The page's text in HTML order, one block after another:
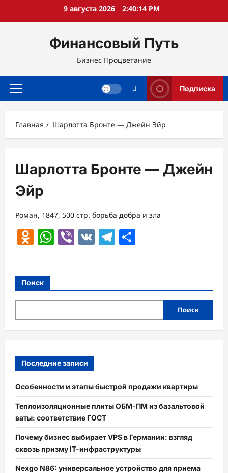
9 августа 2026 2:40:14 PM
Финансовый Путь
Бизнес Процветание
Основное
Подписка
Главная Шарлотта Бронте — Джейн Эйр
Шарлотта Бронте — Джейн
Эйр
Роман, 1847, 500 стр. борьба добра и зла
Odnoklassniki
WhatsApp
Viber
VK Telegram
Поиск
Поиск
Последние записи
Особенности и этапы быстрой продажи квартиры
Теплоизоляционные плиты ОБМ-ПМ из базальтовой
ваты: соответствие ГОСТ
Почему бизнес выбирает VPS в Германии: взгляд
сквозь призму IT-инфраструктуры
Nexgo N86: универсальное устройство для приема